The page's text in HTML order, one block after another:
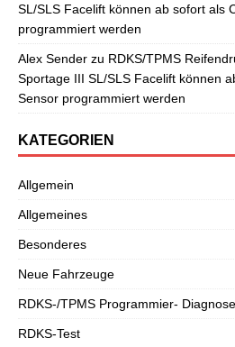
SL/SLS Facelift können ab sofort als
programmiert werden
Alex Sender zu RDKS/TPMS
Sportage III SL/SLS Facelift können
Sensor programmiert werden
KATEGORIEN
Allgemein
Allgemeines
Besonderes
Neue Fahrzeuge
RDKS-/TPMS Programmier-
RDKS-Test